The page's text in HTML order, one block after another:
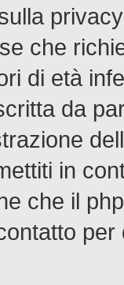
che
di età
da
in
che il